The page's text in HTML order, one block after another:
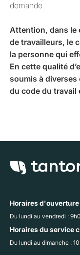
demande.
Attention, dans le
de travailleurs, le
la personne qui
En cette qualité
soumis à
du code du travail
Horaires d'ouverture
Du lundi au vendredi :
Horaires du service
Du lundi au dimanche :